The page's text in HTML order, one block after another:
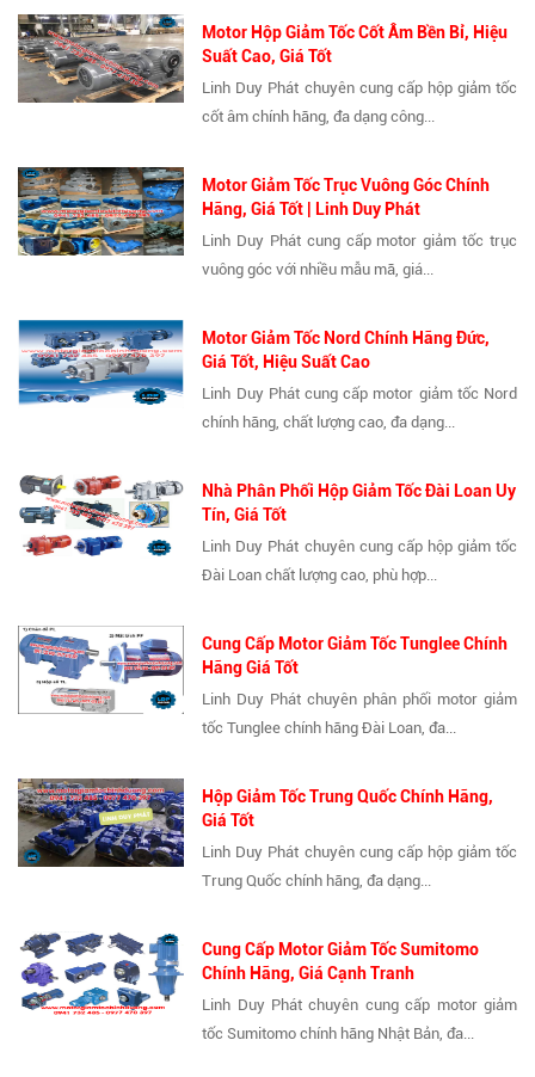
Motor Hộp Giảm Tốc Cốt Âm Bền Bỉ, Hiệu
Suất Cao, Giá Tốt
Linh Duy Phát chuyên cung cấp hộp giảm tốc
cốt âm chính hãng, đa dạng công...
Motor Giảm Tốc Trục Vuông Góc Chính
Hãng, Giá Tốt | Linh Duy Phát
Linh Duy Phát cung cấp motor giảm tốc trục
vuông góc với nhiều mẫu mã, giá...
Motor Giảm Tốc Nord Chính Hãng Đức,
Giá Tốt, Hiệu Suất Cao
Linh Duy Phát cung cấp motor giảm tốc Nord
chính hãng, chất lượng cao, đa dạng...
Nhà Phân Phối Hộp Giảm Tốc Đài Loan Uy
Tín, Giá Tốt
Linh Duy Phát chuyên cung cấp hộp giảm tốc
Đài Loan chất lượng cao, phù hợp...
Cung Cấp Motor Giảm Tốc Tunglee Chính
Hãng Giá Tốt
Linh Duy Phát chuyên phân phối motor giảm
tốc Tunglee chính hãng Đài Loan, đa...
Hộp Giảm Tốc Trung Quốc Chính Hãng,
Giá Tốt
Linh Duy Phát chuyên cung cấp hộp giảm tốc
Trung Quốc chính hãng, đa dạng...
Cung Cấp Motor Giảm Tốc Sumitomo
Chính Hãng, Giá Cạnh Tranh
Linh Duy Phát chuyên cung cấp motor giảm
tốc Sumitomo chính hãng Nhật Bản, đa...